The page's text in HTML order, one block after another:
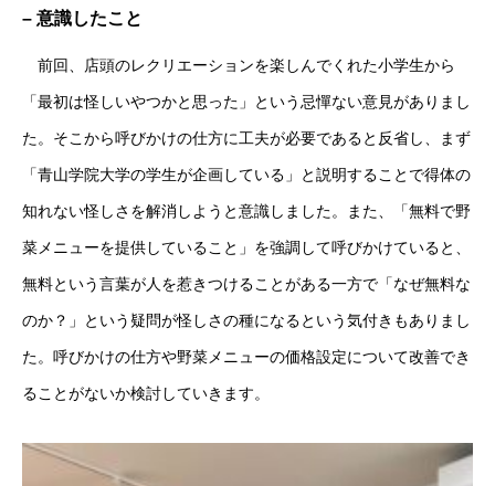
– 意識したこと
前回、店頭のレクリエーションを楽しんでくれた小学生から
「最初は怪しいやつかと思った」という忌憚ない意見がありまし
た。そこから呼びかけの仕方に工夫が必要であると反省し、まず
「青山学院大学の学生が企画している」と説明することで得体の
知れない怪しさを解消しようと意識しました。また、「無料で野
菜メニューを提供していること」を強調して呼びかけていると、
無料という言葉が人を惹きつけることがある一方で「なぜ無料な
のか？」という疑問が怪しさの種になるという気付きもありまし
た。呼びかけの仕方や野菜メニューの価格設定について改善でき
ることがないか検討していきます。